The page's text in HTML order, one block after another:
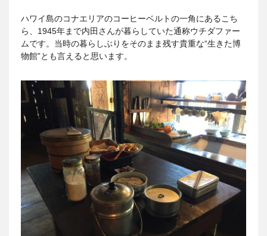
ハワイ島のコナエリアのコーヒーベルトの一角にあるこち
ら、1945年まで内田さんが暮らしていた通称ウチダファー
ムです。当時の暮らしぶりをそのまま残す貴重な“生きた博
物館”とも言えると思います。